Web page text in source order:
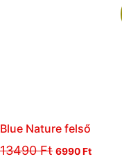
Blue Nature felső
13490Ft 6990Ft